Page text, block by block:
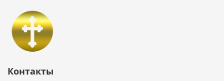
Контакты